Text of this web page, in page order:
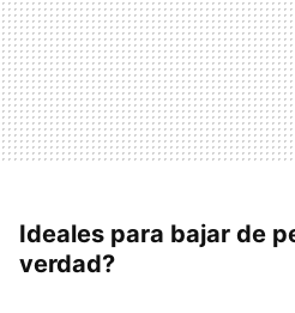
Ideales para bajar de
verdad?